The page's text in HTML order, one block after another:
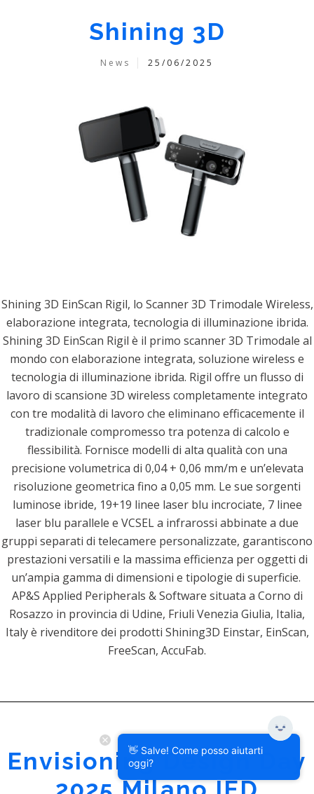
Shining 3D
News 25/06/2025
Shining 3D EinScan Rigil, lo Scanner 3D Trimodale Wireless,
elaborazione integrata, tecnologia di illuminazione ibrida.
Shining 3D EinScan Rigil è il primo scanner 3D Trimodale al
mondo con elaborazione integrata, soluzione wireless e
tecnologia di illuminazione ibrida. Rigil offre un flusso di
lavoro di scansione 3D wireless completamente integrato
con tre modalità di lavoro che eliminano efficacemente il
tradizionale compromesso tra potenza di calcolo e
flessibilità. Fornisce modelli di alta qualità con una
precisione volumetrica di 0,04 + 0,06 mm/m e un’elevata
risoluzione geometrica fino a 0,05 mm. Le sue sorgenti
luminose ibride, 19+19 linee laser blu incrociate, 7 linee
laser blu parallele e VCSEL a infrarossi abbinate a due
gruppi separati di telecamere personalizzate, garantiscono
prestazioni versatili e la massima efficienza per oggetti di
un’ampia gamma di dimensioni e tipologie di superficie.
AP&S Applied Peripherals & Software situata a Corno di
Rosazzo in provincia di Udine, Friuli Venezia Giulia, Italia,
Italy è rivenditore dei prodotti Shining3D Einstar, EinScan,
FreeScan, AccuFab.
Envisioning Design Day
👋 Salve! Come posso aiutarti
oggi?